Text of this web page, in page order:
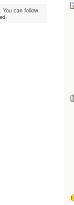
. You can follow